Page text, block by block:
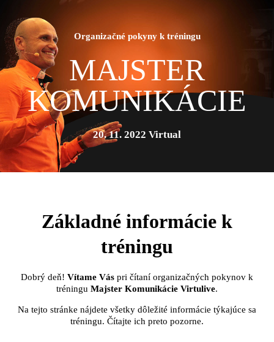
Organizačné pokyny k tréningu
MAJSTER
KOMUNIKÁCIE
20. 11. 2022 Virtual
Základné informácie k
tréningu
Dobrý deň! Vítame Vás pri čítaní organizačných pokynov k
tréningu Majster Komunikácie Virtulive.
Na tejto stránke nájdete všetky dôležité informácie týkajúce sa
tréningu. Čítajte ich preto pozorne.